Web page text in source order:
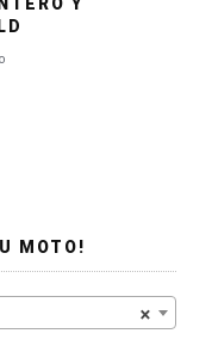
MOTO!
×